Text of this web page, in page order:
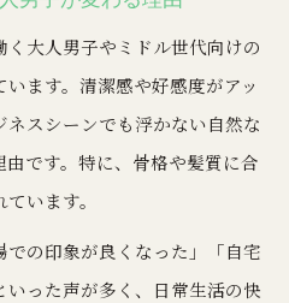
大人男子やミドル世代向けの
ます。清潔感や好感度がアッ
スシーンでも浮かない自然な
です。特に、骨格や髪質に合
います。
の印象が良くなった」「自宅
った声が多く、日常生活の快